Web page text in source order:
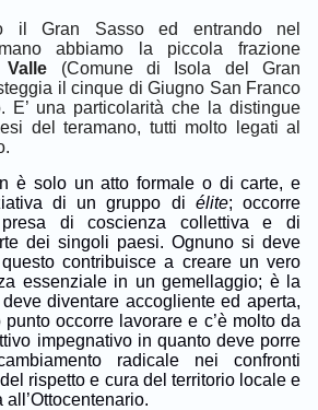
il Gran Sasso ed entrando nel
abbiamo la piccola frazione
(Comune di Isola del Gran
il cinque di Giugno San Franco
E’ una particolarità che la distingue
del teramano, tutti molto legati al
è solo un atto formale o di carte, e
di un gruppo di élite; occorre
di coscienza collettiva e di
dei singoli paesi. Ognuno si deve
contribuisce a creare un vero
essenziale in un gemellaggio; è la
diventare accogliente ed aperta,
occorre lavorare e c’è molto da
impegnativo in quanto deve porre
radicale nei confronti
del rispetto e cura del territorio locale e
all’Ottocentenario.